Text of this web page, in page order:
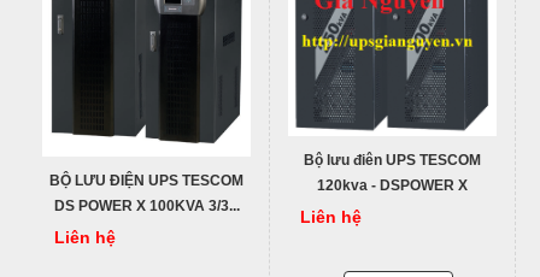
BỘ LƯU ĐIỆN UPS TESCOM
DS POWER X 100KVA 3/3...
Liên hệ
Bộ lưu điên UPS TESCOM
120kva - DSPOWER X
Liên hệ